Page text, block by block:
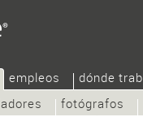
fotógrafos
empleos dónde